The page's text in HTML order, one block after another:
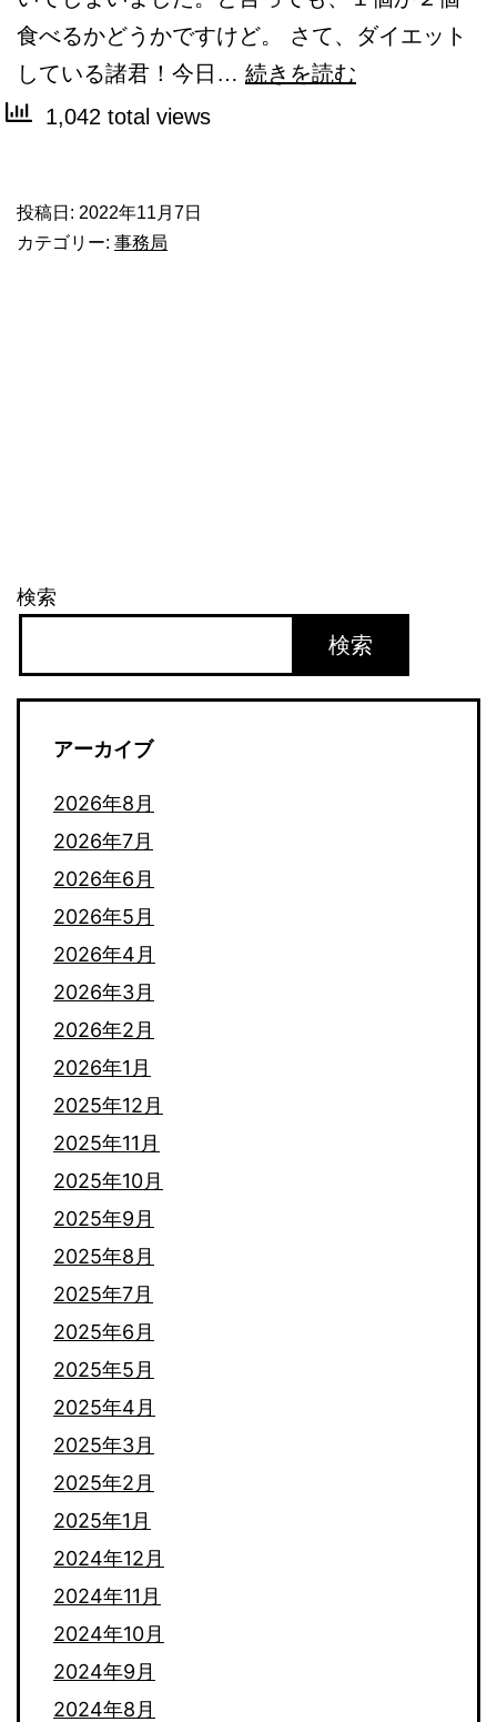
食べるかどうかですけど。 さて、ダイエット
している諸君！今日… 続きを読む
1,042 total views
投稿日: 2022年11月7日
カテゴリー: 事務局
検索
検索
アーカイブ
2026年8月
2026年7月
2026年6月
2026年5月
2026年4月
2026年3月
2026年2月
2026年1月
2025年12月
2025年11月
2025年10月
2025年9月
2025年8月
2025年7月
2025年6月
2025年5月
2025年4月
2025年3月
2025年2月
2025年1月
2024年12月
2024年11月
2024年10月
2024年9月
2024年8月